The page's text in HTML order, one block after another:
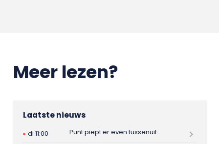
Meer lezen?
Laatste nieuws
di 11:00
Punt piept er even tussenuit